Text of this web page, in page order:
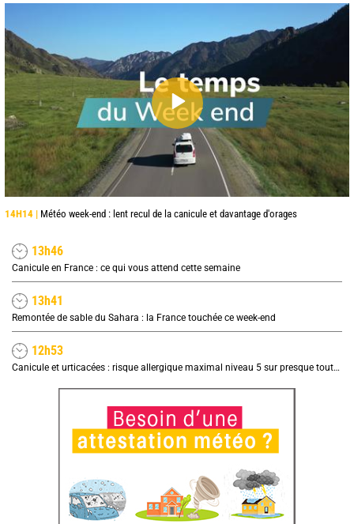
14H14 | Météo week-end : lent recul de la canicule et davantage d'orages
13h46
Canicule en France : ce qui vous attend cette semaine
13h41
Remontée de sable du Sahara : la France touchée ce week-end
12h53
Canicule et urticacées : risque allergique maximal niveau 5 sur presque toute la France lundi